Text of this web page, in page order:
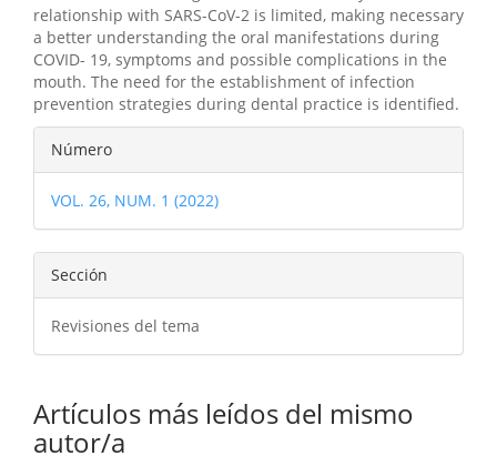
relationship with SARS-CoV-2 is limited, making necessary
a better understanding the oral manifestations during
COVID- 19, symptoms and possible complications in the
mouth. The need for the establishment of infection
prevention strategies during dental practice is identified.
Detalles
del
artículo
Número
VOL. 26, NUM. 1 (2022)
Sección
Revisiones del tema
Artículos más leídos del mismo
autor/a